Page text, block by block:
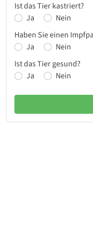
Ist das Tier kastriert?
Ja
Nein
Haben Sie einen
Ja
Nein
Ist das Tier gesund?
Ja
Nein